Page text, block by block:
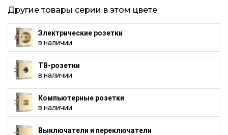
Другие товары серии в этом цвете
Электрические розетки
в наличии
ТВ-розетки
в наличии
Компьютерные розетки
в наличии
Выключатели и переключатели